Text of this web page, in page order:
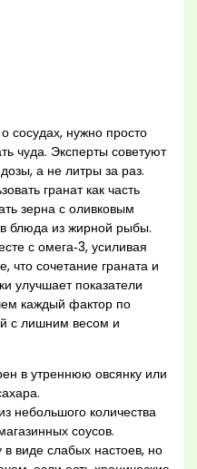
сосудах, нужно просто
чуда. Эксперты советуют
а не литры за раз.
гранат как часть
зерна с оливковым
блюда из жирной рыбы.
с омега‑3, усиливая
что сочетание граната и
улучшает показатели
каждый фактор по
с лишним весом и
в утреннюю овсянку или
небольшого количества
соусов.
виде слабых настоев, но